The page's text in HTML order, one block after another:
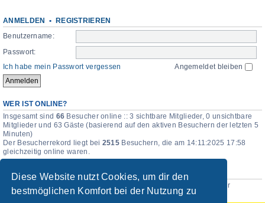
Diese Website nutzt Cookies, um dir den
bestmöglichen Komfort bei der Nutzung zu
ANMELDEN • REGISTRIEREN
Benutzername:
Passwort:
Ich habe mein Passwort vergessen
Angemeldet bleiben
WER IST ONLINE?
Insgesamt sind 66 Besucher online :: 3 sichtbare Mitglieder, 0 unsichtbare
Mitglieder und 63 Gäste (basierend auf den aktiven Besuchern der letzten 5
Minuten)
Der Besucherrekord liegt bei 2515Besuchern, die am 14:11:2025 17:58
gleichzeitig online waren.
STATISTIK
• Mitglieder
insgesamt185• Unser neuestes Mitglied: Elina_Maria